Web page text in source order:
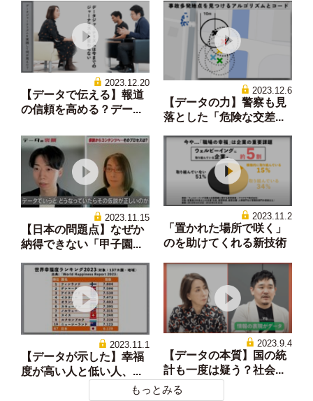
2023.12.20
【データで伝える】報道
の信頼を高める？デー...
2023.12.6
【データの力】警察も見
落とした「危険な交差...
2023.11.15
【日本の問題点】なぜか
納得できない「甲子園...
2023.11.2
「置かれた場所で咲く」
のを助けてくれる新技術
2023.11.1
【データが示した】幸福
度が高い人と低い人、...
2023.9.4
【データの本質】国の統
計も一度は疑う？社会...
もっとみる